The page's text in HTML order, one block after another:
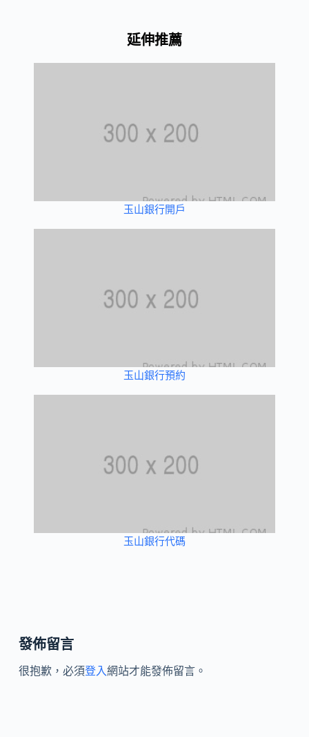
延伸推薦
玉山銀行開戶
玉山銀行預約
玉山銀行代碼
發佈留言
很抱歉，必須登入網站才能發佈留言。